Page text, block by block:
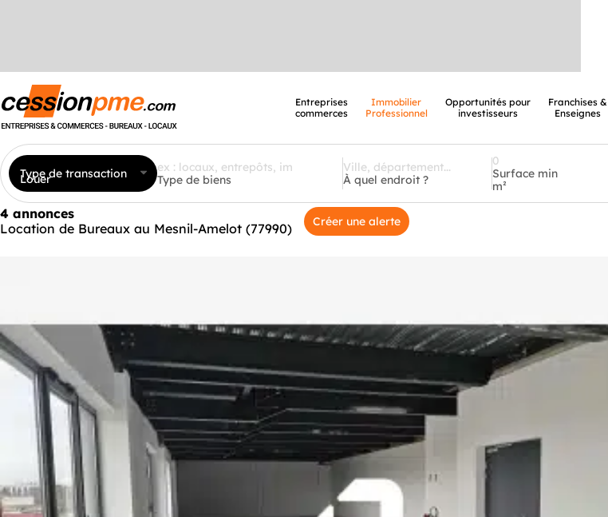
Entreprises
commerces
Immobilier
Professionnel
Opportunités pour
investisseurs
Franchises &
Enseignes
Type de transaction
Louer Type de biens À quel endroit ?
Surface min
m²
4 annonces
Location de Bureaux au Mesnil-Amelot (77990)
Créer une alerte